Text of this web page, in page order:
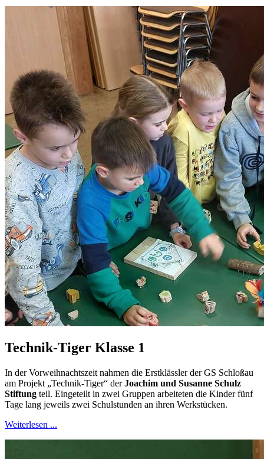
Technik-Tiger Klasse 1
In der Vorweihnachtszeit nahmen die Erstklässler der GS Schloßau
am Projekt „Technik-Tiger“ derJoachim und Susanne Schulz
Stiftung teil. Eingeteilt in zwei Gruppen arbeiteten die Kinder fünf
Tage lang jeweils zwei Schulstunden an ihren Werkstücken.
Weiterlesen ...